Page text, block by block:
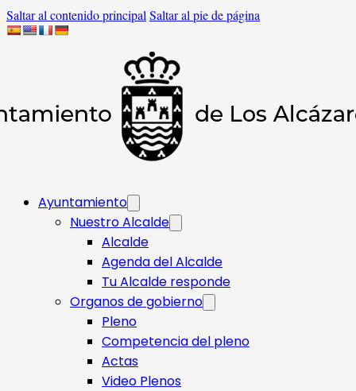
Saltar al contenido principal Saltar al pie de página
Ayuntamiento
Nuestro Alcalde
Alcalde
Agenda del Alcalde
Tu Alcalde responde​
Organos de gobierno
Pleno
Competencia del pleno
Actas
Video Plenos